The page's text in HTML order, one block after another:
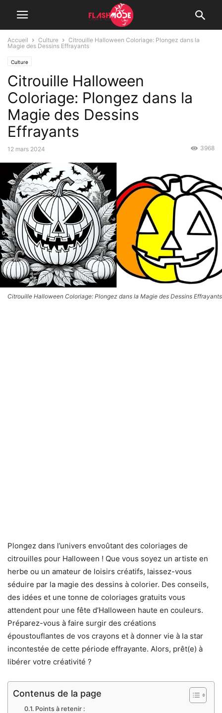
Accueil Culture
Citrouille Halloween Coloriage: Plongez dans la
Magie des Dessins Effrayants
Culture
Citrouille Halloween
Coloriage: Plongez dans la
Magie des Dessins
Effrayants
12 mars 2024 3968
Citrouille Halloween Coloriage: Plongez dans la Magie des Dessins Effrayants
Plongez dans l’univers envoûtant des coloriages de
citrouilles pour Halloween ! Que vous soyez un artiste en
herbe ou un amateur de loisirs créatifs, laissez-vous
séduire par la magie des dessins à colorier. Des conseils,
des idées et une tonne de coloriages gratuits vous
attendent pour une fête d’Halloween haute en couleurs.
Préparez-vous à faire surgir des créations
époustouflantes de vos crayons et à donner vie à la star
incontestée de cette période effrayante. Alors, prêt(e) à
libérer votre créativité ?
Contenus de la page
Points à retenir :